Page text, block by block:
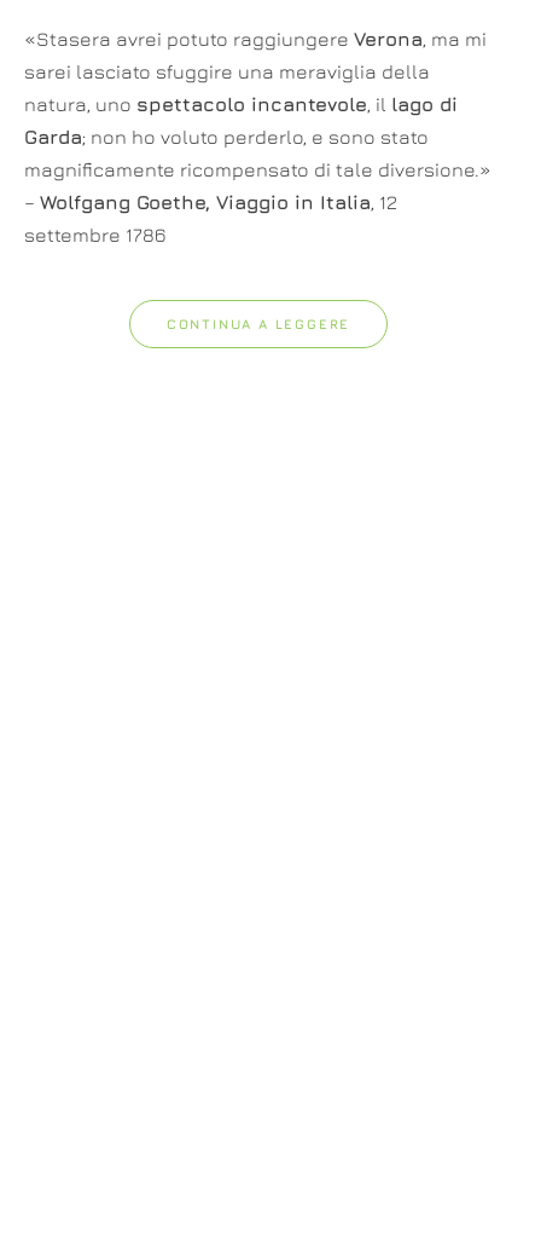
«Stasera avrei potuto raggiungere Verona, ma mi
sarei lasciato sfuggire una meraviglia della
natura, uno spettacolo incantevole, il lago di
Garda; non ho voluto perderlo, e sono stato
magnificamente ricompensato di tale diversione.»
– Wolfgang Goethe, Viaggio in Italia, 12
settembre 1786
CONTINUA A LEGGERE